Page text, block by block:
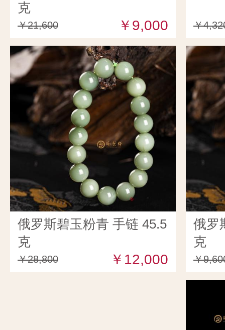
克
￥21,600 ￥9,000 ￥
俄罗斯碧玉粉青 手链 45.5
克
￥28,800 ￥12,000
俄罗
克
￥